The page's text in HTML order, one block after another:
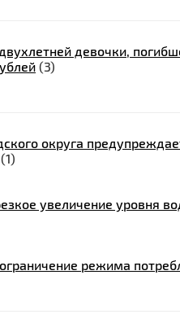
девочки,
(3)
округа
(1)
увеличение уровня
режима